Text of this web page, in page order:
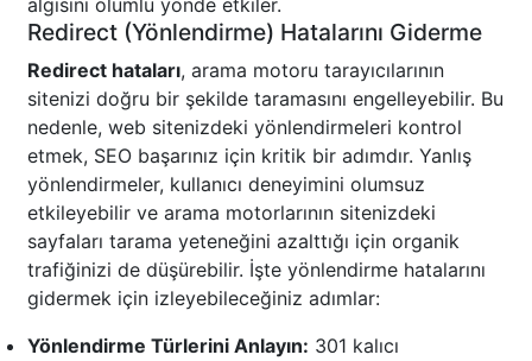
algısını olumlu yönde etkiler.
Redirect (Yönlendirme) Hatalarını Giderme
Redirect hataları, arama motoru tarayıcılarının
sitenizi doğru bir şekilde taramasını engelleyebilir. Bu
nedenle, web sitenizdeki yönlendirmeleri kontrol
etmek, SEO başarınız için kritik bir adımdır. Yanlış
yönlendirmeler, kullanıcı deneyimini olumsuz
etkileyebilir ve arama motorlarının sitenizdeki
sayfaları tarama yeteneğini azalttığı için organik
trafiğinizi de düşürebilir. İşte yönlendirme hatalarını
gidermek için izleyebileceğiniz adımlar:
Yönlendirme Türlerini Anlayın: 301 kalıcı